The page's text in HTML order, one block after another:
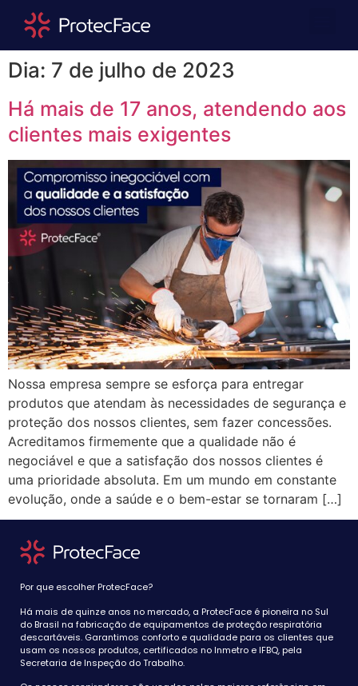
Dia: 7 de julho de 2023
Há mais de 17 anos, atendendo aos
clientes mais exigentes
Nossa empresa sempre se esforça para entregar
produtos que atendam às necessidades de segurança e
proteção dos nossos clientes, sem fazer concessões.
Acreditamos firmemente que a qualidade não é
negociável e que a satisfação dos nossos clientes é
uma prioridade absoluta. Em um mundo em constante
evolução, onde a saúde e o bem-estar se tornaram […]
Por que escolher ProtecFace?
Há mais de quinze anos no mercado, a ProtecFace é pioneira no Sul
do Brasil na fabricação de equipamentos de proteção respiratória
descartáveis. Garantimos conforto e qualidade para os clientes que
usam os nossos produtos, certificados no Inmetro e IFBQ, pela
Secretaria de Inspeção do Trabalho.